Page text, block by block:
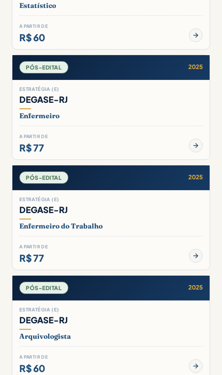
Estatístico
A PARTIR DE
R$ 60
PÓS-EDITAL 2025
ESTRATÉGIA (E)
DEGASE-RJ
Enfermeiro
A PARTIR DE
R$ 77
PÓS-EDITAL 2025
ESTRATÉGIA (E)
DEGASE-RJ
Enfermeiro do Trabalho
A PARTIR DE
R$ 77
PÓS-EDITAL 2025
ESTRATÉGIA (E)
DEGASE-RJ
Arquivologista
A PARTIR DE
R$ 60